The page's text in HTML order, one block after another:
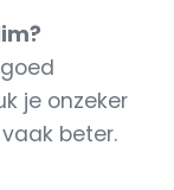
je onzeker
beter.